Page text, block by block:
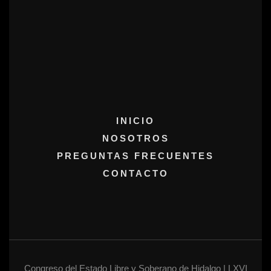
INICIO
NOSOTROS
PREGUNTAS FRECUENTES
CONTACTO
Congreso del Estado Libre y Soberano de Hidalgo | LXVI